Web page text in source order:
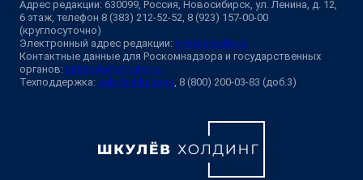
Адрес редакции: 630099, Россия, Новосибирск, ул. Ленина, д. 12,
6 этаж, телефон 8 (383) 212-52-52, 8 (923) 157-00-00
(круглосуточно)
Электронный адрес редакции: ngs@shkulev.ru
Контактные данные для Роскомнадзора и государственных
органов: juristnsk@shkulev.ru
Техподдержка: help@shkulev.ru, 8 (800) 200-03-83 (доб.3)